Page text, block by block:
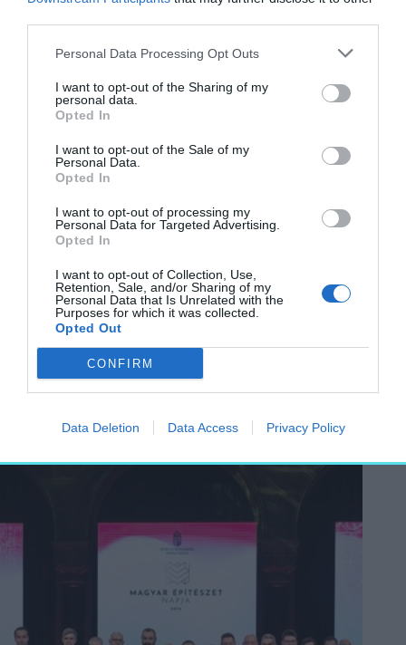
Personal Data Processing Opt Outs
I want to opt-out of the Sharing of my
personal data.
Opted In
I want to opt-out of the Sale of my
Personal Data.
Opted In
I want to opt-out of processing my
Personal Data for Targeted Advertising.
Opted In
I want to opt-out of Collection, Use,
Retention, Sale, and/or Sharing of my
Personal Data that Is Unrelated with the
Purposes for which it was collected.
Opted Out
CONFIRM
Data Deletion Data Access Privacy Policy
tevékenységért, valamint a nemzeti
építészetpolitika céljai érdekében elért
kiemelkedő eredmények elismeréseként
természetes személy, jogi személy vagy
közösség részére adományozható.
Kós Károly-életműdíja Kárpát-medencei
építészet hagyományainak megőrzésén és
kimagasló tudású és elhivatottságú
szakemberek példamutató életművének
elismeréséül adományozható. A díj évente
egy fő részére adományozható, az elismerést
ugyanaz a személy csak egyszer kaphatja
A tavalyi díjazottakról és a